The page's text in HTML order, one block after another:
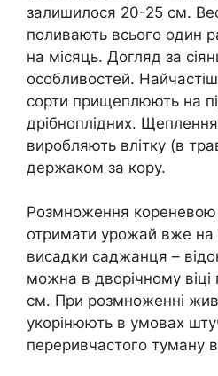
залишилося 20-25 см.
поливають всього один
на місяць. Догляд за
особливостей.
сорти прищеплюють на
дрібноплідних.
виробляють влітку (в
держаком за кору.
Розмноження
отримати урожай вже на
висадки саджанця –
можна в дворічному
см. При розмноженні
укорінюють в умовах
переривчастого туману